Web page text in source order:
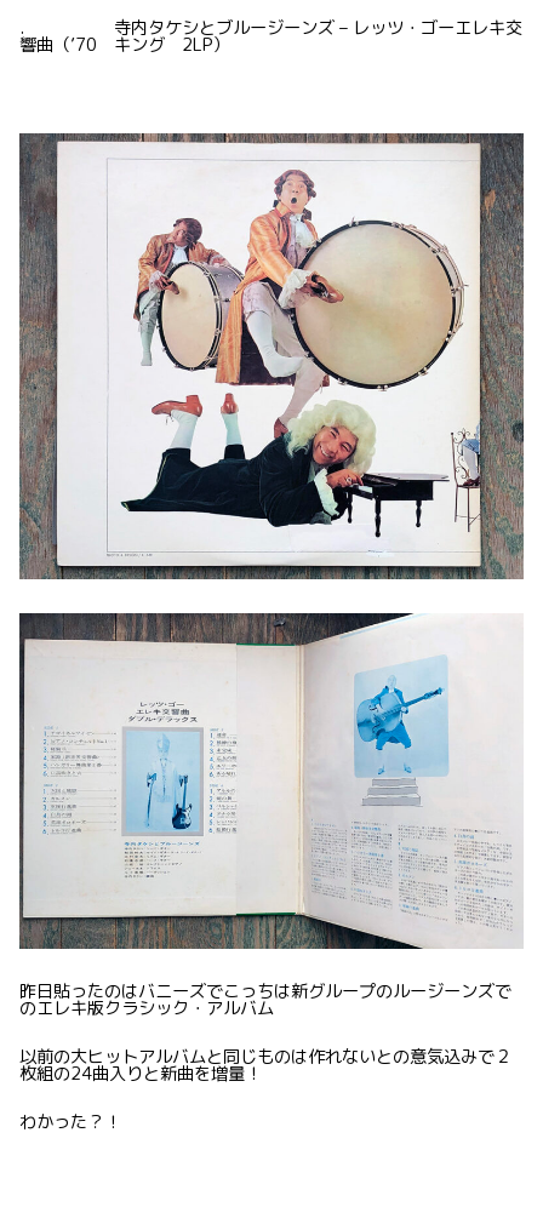
. 寺内タケシとブルージーンズ – レッツ・ゴーエレキ交
響曲（’70 キング 2LP）
昨日貼ったのはバニーズでこっちは新グループのルージーンズで
のエレキ版クラシック・アルバム
以前の大ヒットアルバムと同じものは作れないとの意気込みで２
枚組の24曲入りと新曲を増量！
わかった？！